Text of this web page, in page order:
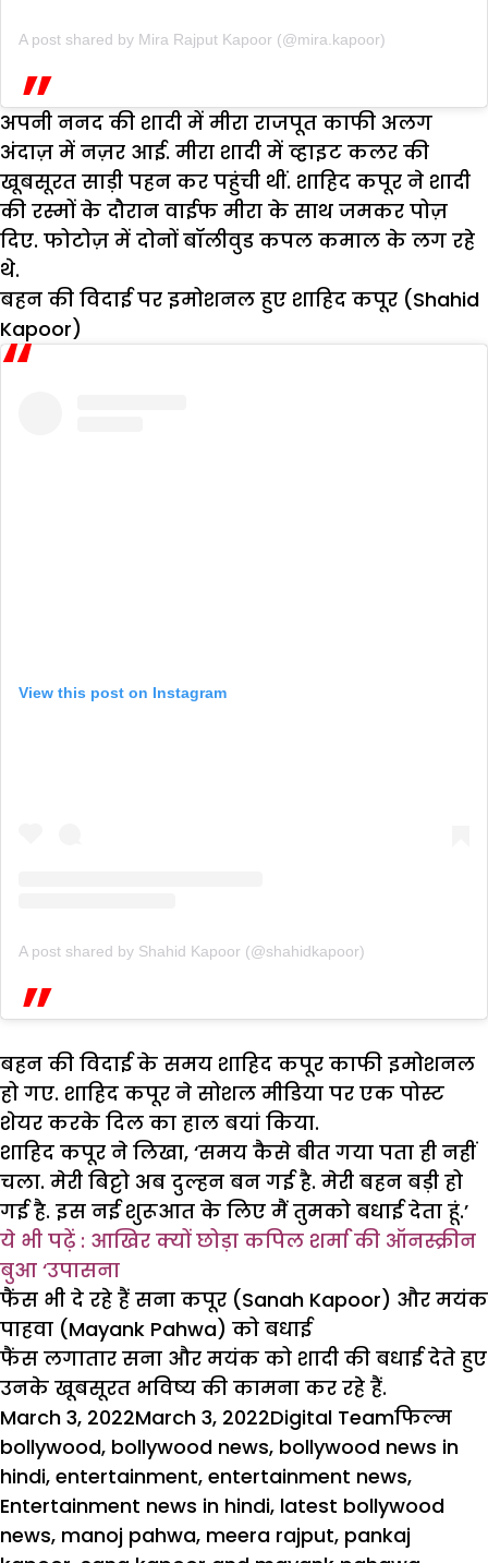
A post shared by Mira Rajput Kapoor (@mira.kapoor)
अपनी ननद की शादी में मीरा राजपूत काफी अलग
अंदाज़ में नज़र आई. मीरा शादी में व्हाइट कलर की
खूबसूरत साड़ी पहन कर पहुंची थीं. शाहिद कपूर ने शादी
की रस्मों के दौरान वाईफ मीरा के साथ जमकर पोज़
दिए. फोटोज़ में दोनों बॉलीवुड कपल कमाल के लग रहे
थे.
बहन की विदाई पर इमोशनल हुए शाहिद कपूर (Shahid
Kapoor)
View this post on Instagram
A post shared by Shahid Kapoor (@shahidkapoor)
बहन की विदाई के समय शाहिद कपूर काफी इमोशनल
हो गए. शाहिद कपूर ने सोशल मीडिया पर एक पोस्ट
शेयर करके दिल का हाल बयां किया.
शाहिद कपूर ने लिखा, ‘समय कैसे बीत गया पता ही नहीं
चला. मेरी बिट्टो अब दुल्हन बन गई है. मेरी बहन बड़ी हो
गई है. इस नई शुरूआत के लिए मैं तुमको बधाई देता हूं.’
ये भी पढ़ें : आखिर क्यों छोड़ा कपिल शर्मा की ऑनस्क्रीन
बुआ ‘उपासना
फैंस भी दे रहे हैं सना कपूर (Sanah Kapoor) और मयंक
पाहवा (Mayank Pahwa) को बधाई
फैंस लगातार सना और मयंक को शादी की बधाई देते हुए
उनके खूबसूरत भविष्य की कामना कर रहे हैं.
Posted
on
March 3, 2022March 3, 2022Author
Digital Teamफिल्म
bollywood, bollywood news, bollywood news in
hindi, entertainment, entertainment news,
Entertainment news in hindi, latest bollywood
news, manoj pahwa, meera rajput, pankaj